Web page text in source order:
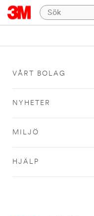
VÅRT BOLAG
NYHETER
MILJÖ
HJÄLP